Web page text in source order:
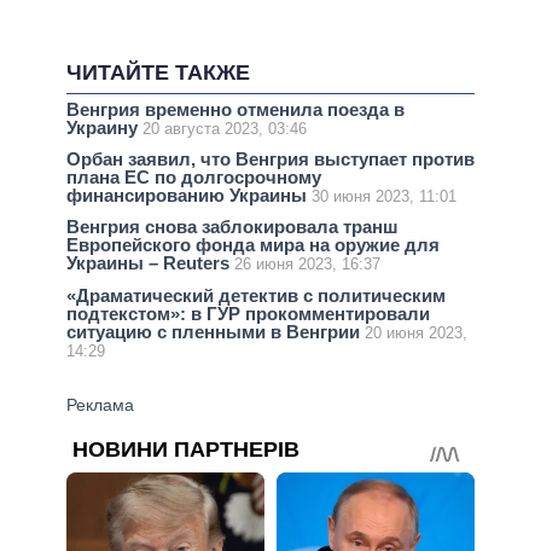
ЧИТАЙТЕ ТАКЖЕ
Венгрия временно отменила поезда в
Украину 20 августа 2023, 03:46
Орбан заявил, что Венгрия выступает против
плана ЕС по долгосрочному
финансированию Украины 30 июня 2023, 11:01
Венгрия снова заблокировала транш
Европейского фонда мира на оружие для
Украины – Reuters 26 июня 2023, 16:37
«Драматический детектив с политическим
подтекстом»: в ГУР прокомментировали
ситуацию с пленными в Венгрии 20 июня 2023,
14:29